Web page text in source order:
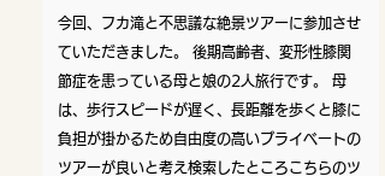
今回、フカ滝と不思議な絶景ツアーに参加させ
ていただきました。 後期高齢者、変形性膝関
節症を患っている母と娘の2人旅行です。 母
は、歩行スピードが遅く、長距離を歩くと膝に
負担が掛かるため自由度の高いプライベートの
ツアーが良いと考え検索したところこちらのツ